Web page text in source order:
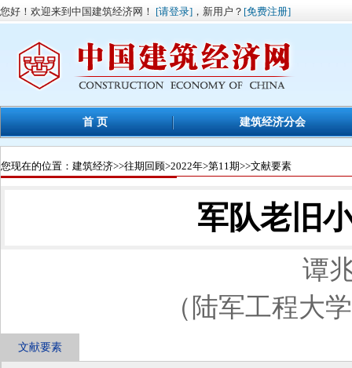
您好！欢迎来到中国建筑经济网！ [请登录] ，新用户？ [免费注册]
首 页 建筑经济分会
您现在的位置： 建筑经济>>往期回顾>2022年>第11期>>文献要素
军队老旧
谭
（陆军工程大
文献要素